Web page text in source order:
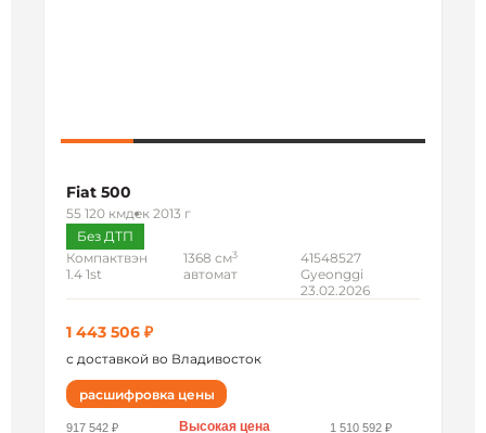
Fiat 500
55 120 кмдек 2013 г
Без ДТП
Компактвэн
1.4 1st
1368 см3
автомат
41548527
Gyeonggi
23.02.2026
1 443 506 ₽
с доставкой во Владивосток
расшифровка цены
917 542 ₽ Высокая цена 1 510 592 ₽